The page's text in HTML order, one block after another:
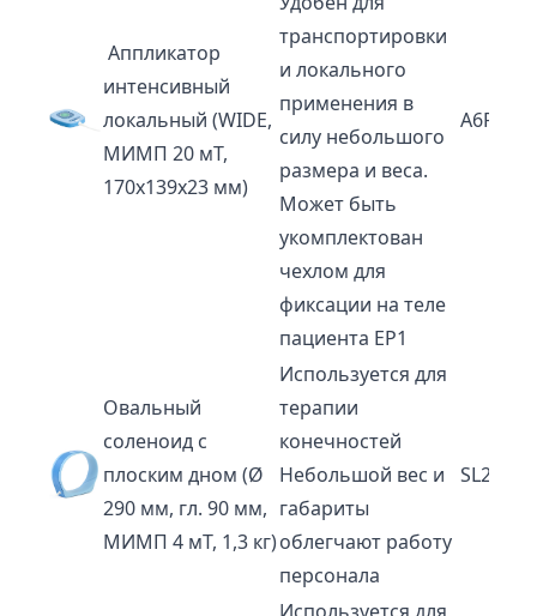
Аппликатор
интенсивный
локальный (WIDE,
МИМП 20 мТ,
170х139х23 мм)
транспортировки
и локального
применения в
силу небольшого
размера и веса.
Может быть
укомплектован
чехлом для
фиксации на теле
пациента EP1
A6P2
Овальный
соленоид с
плоским дном (Ø
290 мм, гл. 90 мм,
МИМП 4 мТ, 1,3 кг)
Используется для
терапии
конечностей
Небольшой вес и
габариты
облегчают работу
персонала
SL29